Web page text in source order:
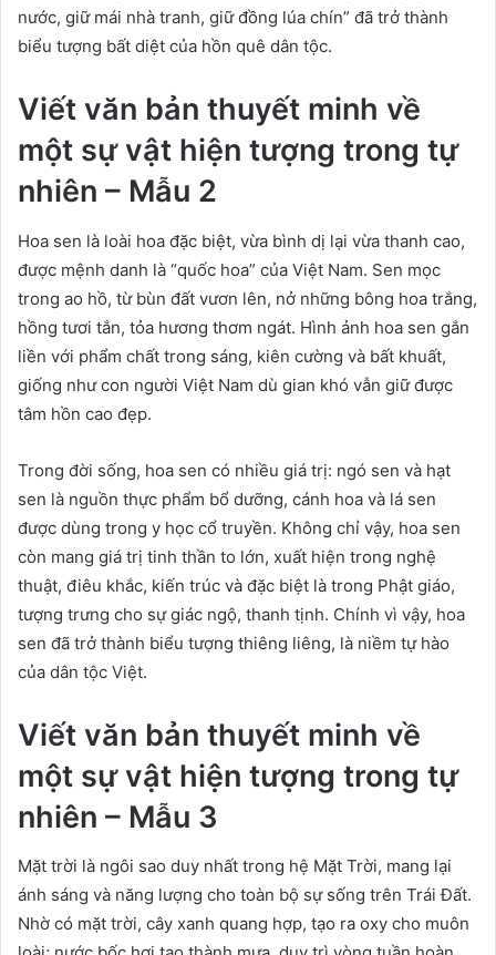
nước, giữ mái nhà tranh, giữ đồng lúa chín” đã trở thành
biểu tượng bất diệt của hồn quê dân tộc.
Viết văn bản thuyết minh về
một sự vật hiện tượng trong tự
nhiên – Mẫu 2
Hoa sen là loài hoa đặc biệt, vừa bình dị lại vừa thanh cao,
được mệnh danh là “quốc hoa” của Việt Nam. Sen mọc
trong ao hồ, từ bùn đất vươn lên, nở những bông hoa trắng,
hồng tươi tắn, tỏa hương thơm ngát. Hình ảnh hoa sen gắn
liền với phẩm chất trong sáng, kiên cường và bất khuất,
giống như con người Việt Nam dù gian khó vẫn giữ được
tâm hồn cao đẹp.
Trong đời sống, hoa sen có nhiều giá trị: ngó sen và hạt
sen là nguồn thực phẩm bổ dưỡng, cánh hoa và lá sen
được dùng trong y học cổ truyền. Không chỉ vậy, hoa sen
còn mang giá trị tinh thần to lớn, xuất hiện trong nghệ
thuật, điêu khắc, kiến trúc và đặc biệt là trong Phật giáo,
tượng trưng cho sự giác ngộ, thanh tịnh. Chính vì vậy, hoa
sen đã trở thành biểu tượng thiêng liêng, là niềm tự hào
của dân tộc Việt.
Viết văn bản thuyết minh về
một sự vật hiện tượng trong tự
nhiên – Mẫu 3
Mặt trời là ngôi sao duy nhất trong hệ Mặt Trời, mang lại
ánh sáng và năng lượng cho toàn bộ sự sống trên Trái Đất.
Nhờ có mặt trời, cây xanh quang hợp, tạo ra oxy cho muôn